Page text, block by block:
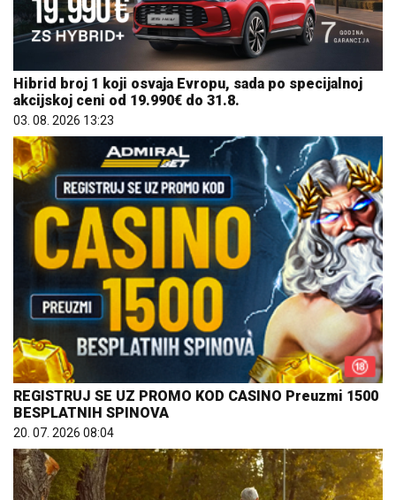
Hibrid broj 1 koji osvaja Evropu, sada po specijalnoj
akcijskoj ceni od 19.990€ do 31.8.
03. 08. 2026 13:23
REGISTRUJ SE UZ PROMO KOD CASINO Preuzmi 1500
BESPLATNIH SPINOVA
20. 07. 2026 08:04